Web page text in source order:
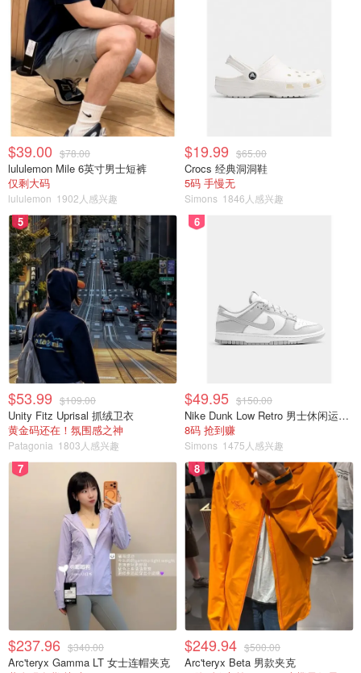
然后从左边查询栏输入要查询的品牌或从下拉菜单中选
择，点击查询
然后根据页面显示的关于该品牌包装上批号的正确位置
查找你的香水的批号，输入到“批号”栏后点击“查看”后
即可了解到你的香水的保质期。
不同品牌的批号位置和编码都会有所不同，务必
牌 查看保证准确性。该网站也可查询化妆品的生产日期
和有效期。
如何判断香水是否变质？
图片来自于@fmperfumegroup ，版权属于原作者
判断香水是否变质，可以从以下几个方面入手：​
颜色变化：​如果香水颜色变深，可能是氧化所致，但不
一定影响使用。
气味变化：​如果香味发生明显变化，酒精味变冲, 就像
$39.00 $78.00
lululemon Mile 6英寸男士短裤
仅剩大码
lululemon 1902人感兴趣
$19.99 $65.00
Crocs 经典洞洞鞋
5码 手慢无
Simons 1846人感兴趣
5
$53.99 $109.00
Unity Fitz Uprisal 抓绒卫衣
黄金码还在！氛围感之神
Patagonia 1803人感兴趣
6
$49.95 $150.00
Nike Dunk Low Retro 男士休闲运动鞋
8码 抢到赚
Simons 1475人感兴趣
7
$237.96 $340.00
Arc'teryx Gamma LT 女士连帽夹克
8
$249.94 $500.00
Arc'teryx Beta 男款夹克